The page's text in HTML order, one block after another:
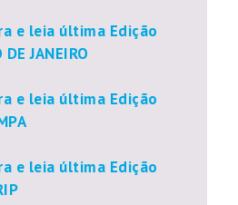
e leia última Edição
JANEIRO
e leia última Edição
e leia última Edição